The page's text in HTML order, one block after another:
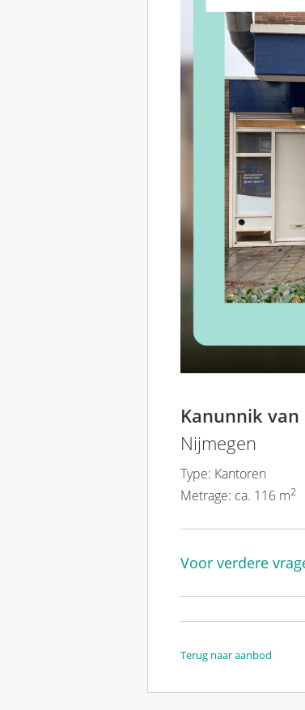
Kanunnik
Nijmegen
Type: Kantoren
Metrage: ca. 116 m2
Voor verdere
Terug naar aanbod